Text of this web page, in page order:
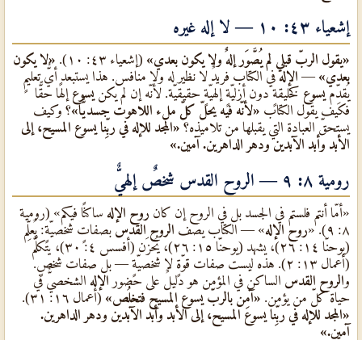
إشعياء ٤٣: ١٠ — لا إله غيره
«يقول الربّ قبلي لم يُصَّوَر إلهٌ ولا يكون بعدي» (إشعياء ٤٣: ١٠).
«لا يكون
بعدي» — الإلهفي الكتاب فريدٌ لا نظير له ولا منافس. هذا يستبعد أيٌّ تعليمٍ
يُقدِّم يسوع كخليقةٍ دون أزليّةٍ إلهيّةٍ حقيقيّة. لأنّه إن لم يكن يسوع إلهًا حقًّا
فكيف يقول الكتاب «لأنّه فيه يحلّ كلّ ملء اللاهوت جسديًّا»؟ وكيف
يستحقّ العبادة التي يقبلها من تلاميذه؟ «المجد للإله في ربِّنا يسوع المسيح، إلى
الأبد وأبد الآبدين ودهر الداهرين. آمين.»
رومية ٨: ٩ — الروح القدس شخصٌ إلهيٌّ
«أمّا أنتم فلستم في الجسد بل في الروح إن كان روح الإله ساكنًا فيكم» (رومية
٨: ٩). «
روح الإله» — الكتاب يصف الروح القدس بصفاتٍ شخصيّةٍ: يُعلِّم
(يوحنّا ١٤: ٢٦)، يشهد (يوحنّا ١٥: ٢٦)، يُحزَن (أفسس ٤: ٣٠)، يتكلَّم
(أعمال ١٣: ٢). هذه ليست صفات قوّةٍ لا شخصيّةٍ — بل صفات شخصٍ.
والروح القدس الساكن في المؤمن هو دليلٌ على حضور الإله الشخصيٌّ في
حياة كلّ من يؤمن. «آمِن بالربّ يسوع المسيح فتخلُص» (أعمال ١٦: ٣١).
«المجد للإله في ربِّنا يسوع المسيح، إلى الأبد وأبد الآبدين ودهر الداهرين.
آمين.»